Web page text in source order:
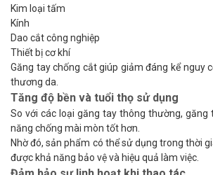
Kim loại tấm
Kính
Dao cắt công nghiệp
Thiết bị cơ khí
Găng tay chống cắt giúp giảm đáng kể nguy
thương da.
Tăng độ bền và tuổi thọ sử dụng
So với các loại găng tay thông thường, găng
năng chống mài mòn tốt hơn.
Nhờ đó, sản phẩm có thể sử dụng trong thời
được khả năng bảo vệ và hiệu quả làm việc.